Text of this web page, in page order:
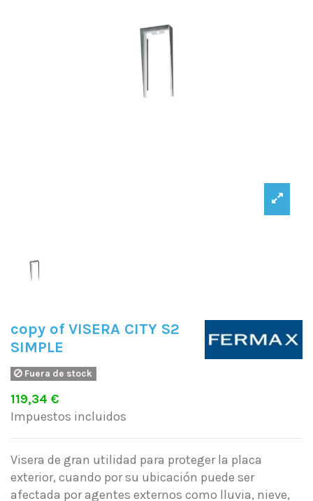
copy of VISERA CITY S2
SIMPLE
Fuera de stock
119,34 €
Impuestos incluidos
Visera de gran utilidad para proteger la placa
exterior, cuando por su ubicación puede ser
afectada por agentes externos como lluvia, nieve,